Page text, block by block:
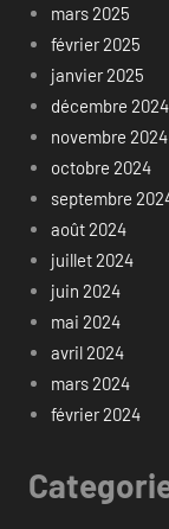
mars 2025
février 2025
janvier 2025
décembre 2024
novembre 2024
octobre 2024
septembre
août 2024
juillet 2024
juin 2024
mai 2024
avril 2024
mars 2024
février 2024